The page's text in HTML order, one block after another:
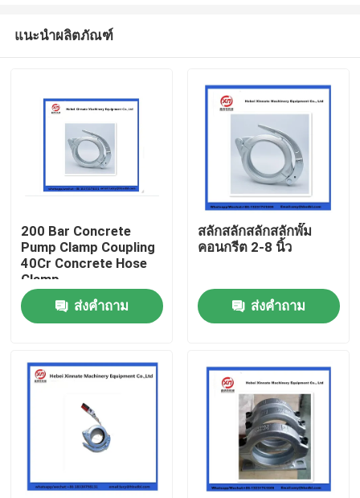
บ้าน
ผลิตภัณฑ์
เกี่ยวกับเรา
ทัวร์โรงงาน
แนะนำผลิตภัณฑ์
200 Bar Concrete
Pump Clamp Coupling
40Cr Concrete Hose
Clamp
ส่งคำถาม
สลักสลักสลักสลักพั๊ม
คอนกรีต 2-8 นิ้ว
ส่งคำถาม